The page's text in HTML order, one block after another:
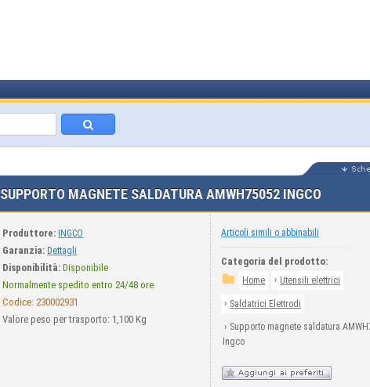
SUPPORTO MAGNETE SALDATURA AMWH75052 INGCO
Produttore: INGCO
Garanzia: Dettagli
Disponibilità: Disponibile
Normalmente spedito entro 24/48 ore
Codice:230002931
Valore peso per trasporto: 1,100 Kg
Articoli simili o abbinabili
Categoria del prodotto:
Home › Utensili elettrici
› Saldatrici Elettrodi
› Supporto magnete saldatura
Ingco